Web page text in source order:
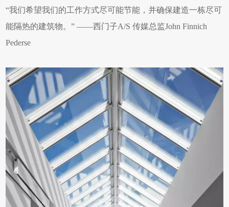
“我们希望我们的工作方式尽可能节能，并确保建造一栋尽可
能隔热的建筑物。” ——西门子A/S 传媒总监John Finnich
Pederse